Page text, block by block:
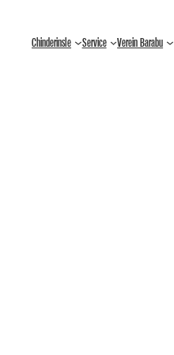
InhaltChinderinsle Service Verein Barabu